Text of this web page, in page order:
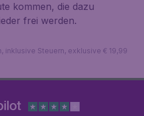
kommen, die dazu
frei werden.
inklusive Steuern, exklusive € 19,99